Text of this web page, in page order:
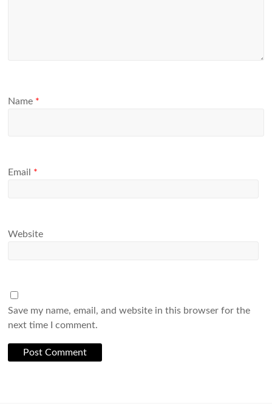
Name *
Email *
Website
Save my name, email, and website in this browser for the
next time I comment.